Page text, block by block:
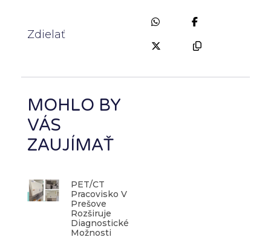
Zdielať
MOHLO BY
VÁS
ZAUJÍMAŤ
PET/CT
Pracovisko V
Prešove
Rozširuje
Diagnostické
Možnosti